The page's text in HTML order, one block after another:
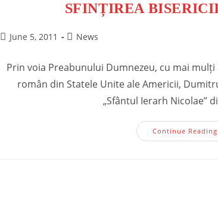
SFINȚIREA
PostJune 5, 2011
PostNews
Prin voia Preabunului Dumnezeu, cu mai
român din Statele Unite ale Americii,
„Sfântul Ierarh Nicolae”
Continue Reading